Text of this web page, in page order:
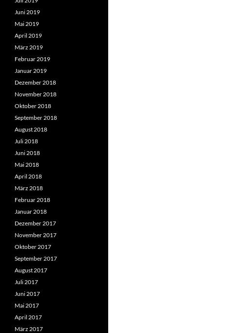
Juni 2019
Mai 2019
April 2019
März 2019
Februar 2019
Januar 2019
Dezember 2018
November 2018
Oktober 2018
September 2018
August 2018
Juli 2018
Juni 2018
Mai 2018
April 2018
März 2018
Februar 2018
Januar 2018
Dezember 2017
November 2017
Oktober 2017
September 2017
August 2017
Juli 2017
Juni 2017
Mai 2017
April 2017
März 2017